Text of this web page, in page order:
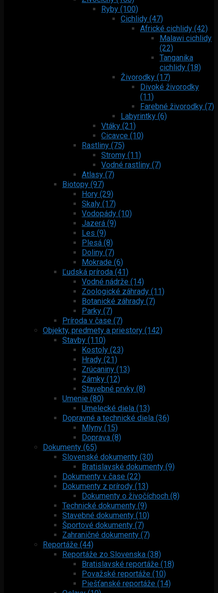
Ryby (100)
Cichlidy (47)
Africké cichlidy (42)
Malawi cichlidy
(22)
Tanganika
cichlidy (18)
Živorodky (17)
Divoké živorodky
(11)
Farebné živorodky (7)
Labyrintky (6)
Vtáky (21)
Cicavce (10)
Rastliny (75)
Stromy (11)
Vodné rastliny (7)
Atlasy (7)
Biotopy (97)
Hory (29)
Skaly (17)
Vodopády (10)
Jazerá (9)
Les (9)
Plesá (8)
Doliny (7)
Mokrade (6)
Ľudská príroda (41)
Vodné nádrže (14)
Zoologické záhrady (11)
Botanické záhrady (7)
Parky (7)
Príroda v čase (7)
Objekty, predmety a priestory (142)
Stavby (110)
Kostoly (23)
Hrady (21)
Zrúcaniny (13)
Zámky (12)
Stavebné prvky (8)
Umenie (80)
Umelecké diela (13)
Dopravné a technické diela (36)
Mlyny (15)
Doprava (8)
Dokumenty (65)
Slovenské dokumenty (30)
Bratislavské dokumenty (9)
Dokumenty v čase (22)
Dokumenty z prírody (13)
Dokumenty o živočíchoch (8)
Technické dokumenty (9)
Stavebné dokumenty (10)
Športové dokumenty (7)
Zahraničné dokumenty (7)
Reportáže (44)
Reportáže zo Slovenska (38)
Bratislavské reportáže (18)
Považské reportáže (10)
Piešťanské reportáže (14)